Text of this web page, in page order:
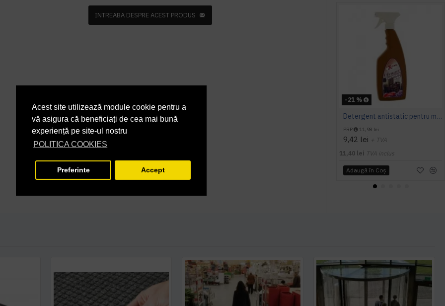
Acest site utilizează module cookie pentru a
vă asigura că beneficiați de cea mai bună
experiență pe site-ul nostru
POLITICA COOKIES
Preferinte Accept
INTREABA DESPRE ACEST PRODUS
-21 %
Detergent antistatic pentru mobila, AQAS, 750 ml
PRP 11,98 lei
9,42 lei + TVA
11,40 lei TVA inclus
Adaugă în Coş